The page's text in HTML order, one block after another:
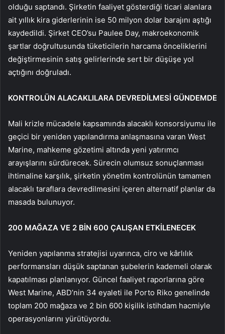
olduğu saptandı. Şirketin faaliyet gösterdiği ticari alanlara
ait yıllık kira giderlerinin ise 50 milyon dolar barajını aştığı
kaydedildi. Şirket CEO’su Paulee Day, makroekonomik
şartlar doğrultusunda tüketicilerin harcama önceliklerini
değiştirmesinin satış gelirlerinde sert bir düşüşe yol
açtığını doğruladı.
KONTROLÜN ALACAKLILARA DEVREDİLMESİ GÜNDEMDE
Mali krizle mücadele kapsamında alacaklı konsorsiyumu ile
geçici bir yeniden yapılandırma anlaşmasına varan West
Marine, mahkeme gözetimi altında yeni yatırımcı
arayışlarını sürdürecek. Sürecin olumsuz sonuçlanması
ihtimaline karşılık, şirketin yönetim kontrolünün tamamen
alacaklı taraflara devredilmesini içeren alternatif planlar da
masada bulunuyor.
200 MAĞAZA VE 2 BİN 600 ÇALIŞAN ETKİLENECEK
Yeniden yapılanma stratejisi uyarınca, ciro ve kârlılık
performansları düşük saptanan şubelerin kademeli olarak
kapatılması planlanıyor. Güncel faaliyet raporlarına göre
West Marine, ABD’nin 34 eyaleti ile Porto Riko genelinde
toplam 200 mağaza ve 2 bin 600 kişilik istihdam hacmiyle
operasyonlarını yürütüyordu.